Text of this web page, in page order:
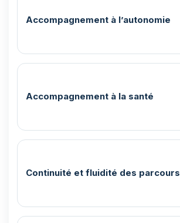
Accompagnement à l’autonomie
Accompagnement à la santé
Continuité et fluidité des parcours